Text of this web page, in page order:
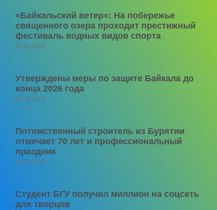
«Байкальский ветер»: На побережье
священного озера проходит престижный
фестиваль водных видов спорта
07.08.2026
Утверждены меры по защите Байкала до
конца 2026 года
06.08.2026
Потомственный строитель из Бурятии
отмечает 70 лет и профессиональный
праздник
06.08.2026
Студент БГУ получил миллион на соцсеть
для творцов